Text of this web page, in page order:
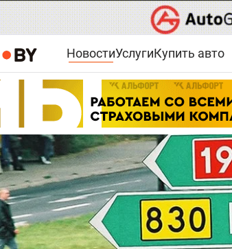
НовостиУслугиКупить авто